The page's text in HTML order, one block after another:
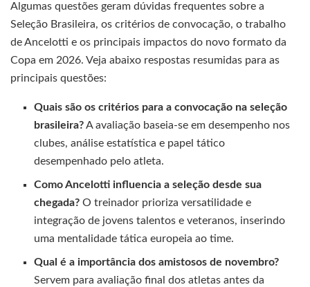
Algumas questões geram dúvidas frequentes sobre a
Seleção Brasileira, os critérios de convocação, o trabalho
de Ancelotti e os principais impactos do novo formato da
Copa em 2026. Veja abaixo respostas resumidas para as
principais questões:
Quais são os critérios para a convocação na seleção
brasileira?A avaliação baseia-se em desempenho nos
clubes, análise estatística e papel tático
desempenhado pelo atleta.
Como Ancelotti influencia a seleção desde sua
chegada? O treinador prioriza versatilidade e
integração de jovens talentos e veteranos, inserindo
uma mentalidade tática europeia ao time.
Qual é a importância dos amistosos de novembro?
Servem para avaliação final dos atletas antes da